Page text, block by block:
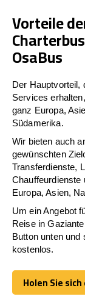
Vorteile
OsaBus
Der Hauptvorteil,
Services
ganz Europa,
Südamerika.
Wir bieten auch
gewünschten
Transferdienste,
Chauffeurdienste
Europa, Asien,
Um ein Angebot
Reise in
Button unten und
kostenlos.
Holen Sie
Holen Sie